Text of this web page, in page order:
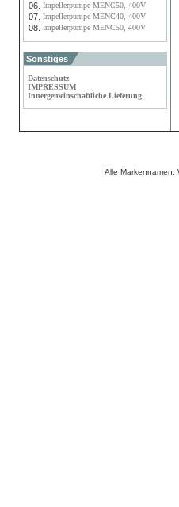
06. Impellerpumpe MENC50, 400V
07. Impellerpumpe MENC40, 400V
08. Impellerpumpe MENC50, 400V
Sonstiges
Datenschutz
IMPRESSUM
Innergemeinschaftliche Lieferung
Alle Markennamen,